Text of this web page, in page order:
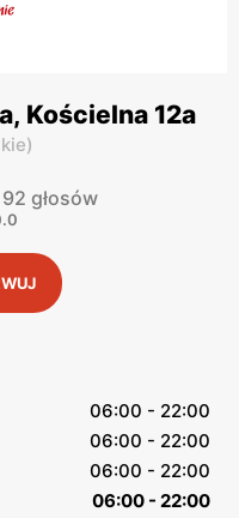
Kościelna 12a
)
głosów
06:00 - 22:00
06:00 - 22:00
06:00 - 22:00
06:00 - 22:00